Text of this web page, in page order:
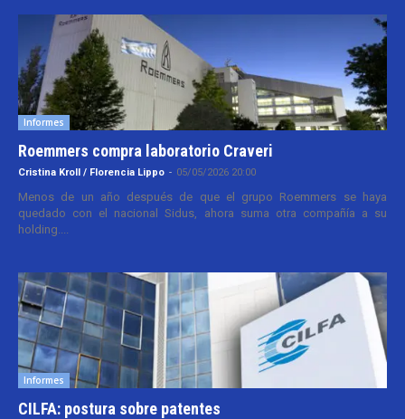
Informes
Roemmers compra laboratorio Craveri
Cristina Kroll / Florencia Lippo - 05/05/2026 20:00
Menos de un año después de que el grupo Roemmers se haya
quedado con el nacional Sidus, ahora suma otra compañía a su
holding....
Informes
CILFA: postura sobre patentes